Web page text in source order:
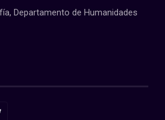
Departamento de Humanidades